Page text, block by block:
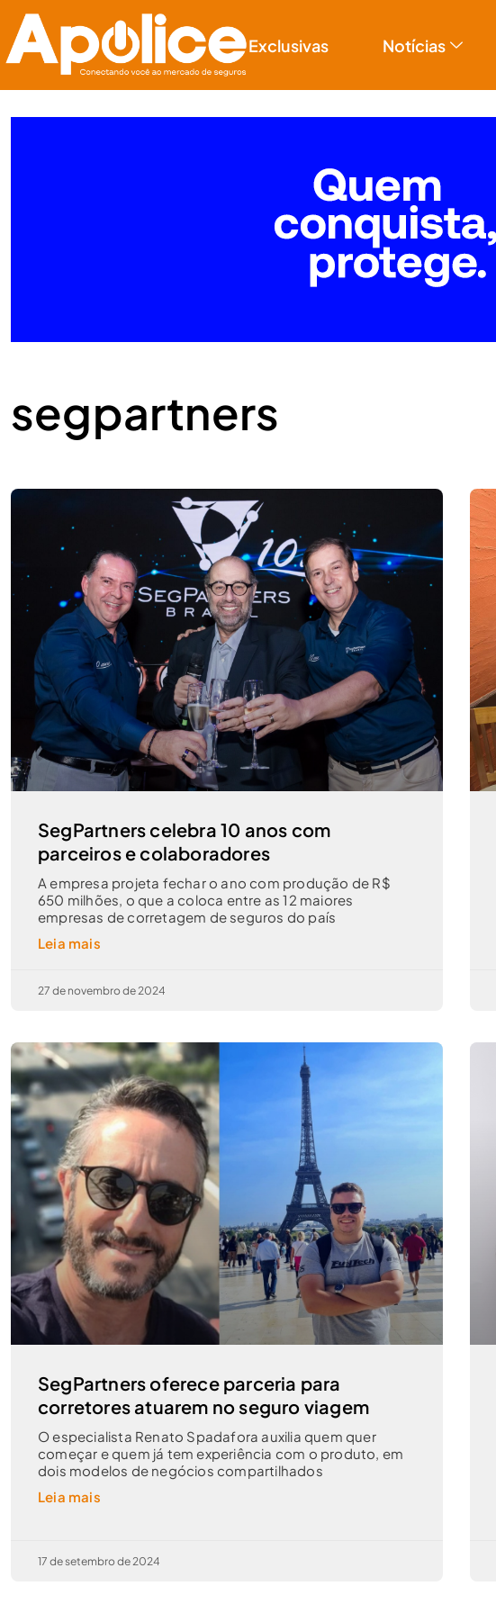
Exclusivas Notícias
segpartners
SegPartners celebra 10 anos com
parceiros e colaboradores
A empresa projeta fechar o ano com produção de R$
650 milhões, o que a coloca entre as 12 maiores
empresas de corretagem de seguros do país
Leia mais
27 de novembro de 2024
SegPartners oferece parceria para
corretores atuarem no seguro viagem
O especialista Renato Spadafora auxilia quem quer
começar e quem já tem experiência com o produto, em
dois modelos de negócios compartilhados
Leia mais
17 de setembro de 2024